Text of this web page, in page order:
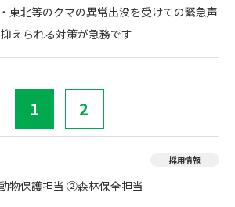
北等のクマの異常出没を受けての緊急声
えられる対策が急務です
1 2
採用情報
物保護担当 ②森林保全担当